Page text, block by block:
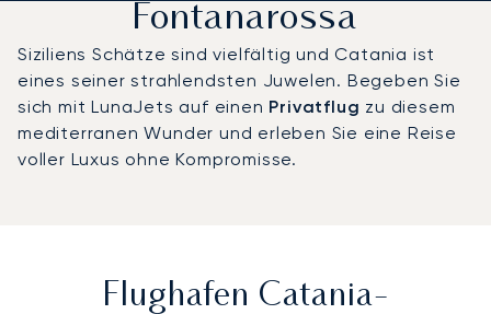
Fontanarossa
Siziliens Schätze sind vielfältig und Catania ist
eines seiner strahlendsten Juwelen. Begeben Sie
sich mit LunaJets auf einen Privatflug zu diesem
mediterranen Wunder und erleben Sie eine Reise
voller Luxus ohne Kompromisse.
Flughafen Catania-